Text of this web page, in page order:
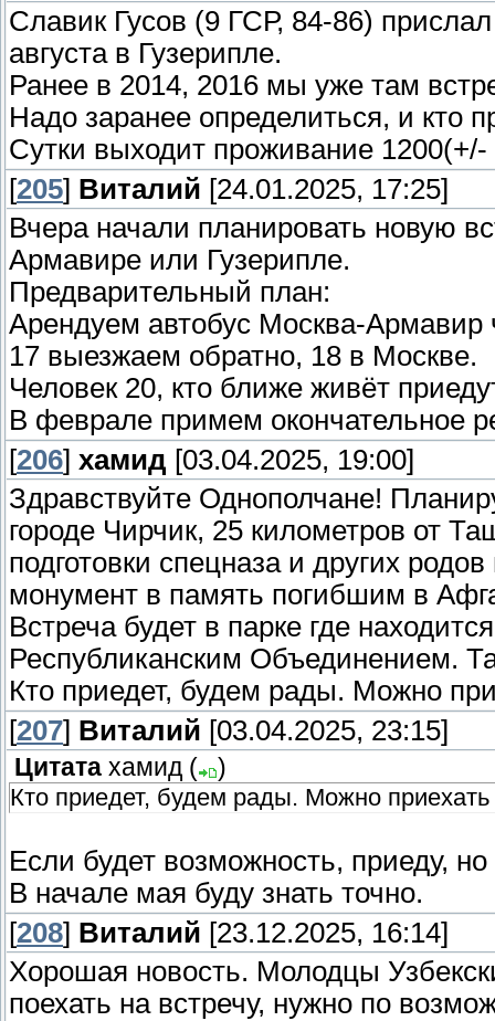
Славик Гусов (9 ГСР, 84-86)
августа в Гузерипле.
Ранее в 2014, 2016 мы уже там
Надо заранее определиться, и кто
Сутки выходит проживание
[205] Виталий [24.01.2025, 17:25]
Вчера начали планировать новую
Армавире или Гузерипле.
Предварительный план:
Арендуем автобус Москва-Армавир
17 выезжаем обратно, 18 в Москве.
Человек 20, кто ближе живёт
В феврале примем окончательное
[206] хамид [03.04.2025, 19:00]
Здравствуйте Однополчане!
городе Чирчик, 25 километров от
подготовки спецназа и других
монумент в память погибшим в
Встреча будет в парке где
Республиканским Объединением.
Кто приедет, будем рады. Можно
[207] Виталий [03.04.2025, 23:15]
Цитата хамид (
)
Кто приедет, будем рады. Можно приехать
Если будет возможность, приеду,
В начале мая буду знать точно.
[208] Виталий [23.12.2025, 16:14]
Хорошая новость. Молодцы
поехать на встречу, нужно по